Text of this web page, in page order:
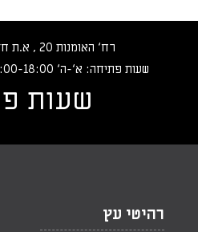
רח‘ האומנות 20 , א.ת חדש נתניה, טלפון:
שעות פתיחה: א‘-ה‘ 10:00-18:00 , שישי: 9:00-14:00
שעות
רהיטי עץ